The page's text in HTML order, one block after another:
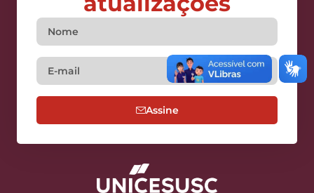
Assine